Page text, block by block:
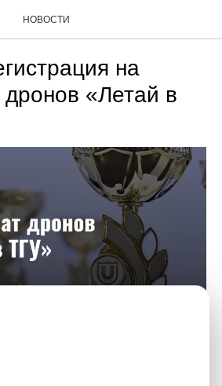
НОВОСТИ
на
«Летай в
14–17 лет принять участие